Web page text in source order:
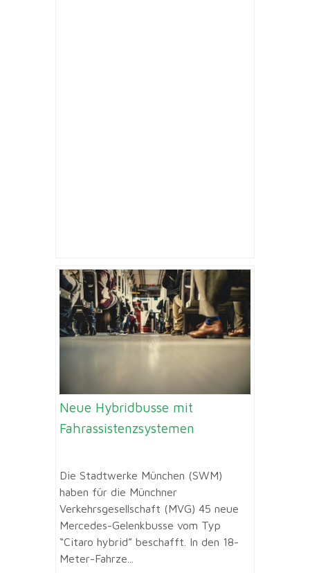
Neue Hybridbusse mit
Fahrassistenzsystemen
Die Stadtwerke München (SWM)
haben für die Münchner
Verkehrsgesellschaft (MVG) 45 neue
Mercedes-Gelenkbusse vom Typ
“Citaro hybrid” beschafft. In den 18-
Meter-Fahrze...